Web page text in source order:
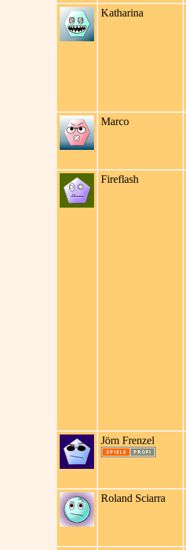
Katharina
Marco
Fireflash
Jörn Frenzel
Roland Sciarra